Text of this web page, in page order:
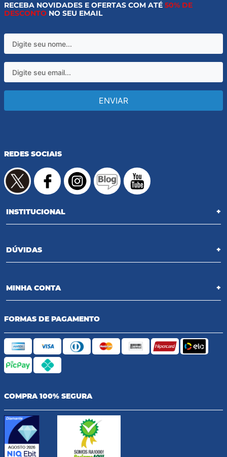
RECEBA NOVIDADES E OFERTAS COM ATÉ 50% DE
DESCONTO NO SEU EMAIL
ENVIAR
REDES SOCIAIS
INSTITUCIONAL +
DÚVIDAS +
MINHA CONTA +
FORMAS DE PAGAMENTO
COMPRA 100% SEGURA